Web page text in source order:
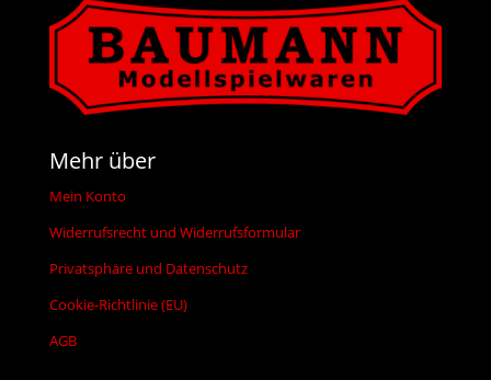
Mehr über
Mein Konto
Widerrufsrecht und Widerrufsformular
Privatsphäre und Datenschutz
Cookie-Richtlinie (EU)
AGB